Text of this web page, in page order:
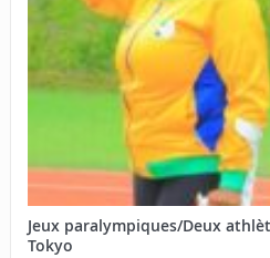
Jeux paralympiques/Deux
Tokyo